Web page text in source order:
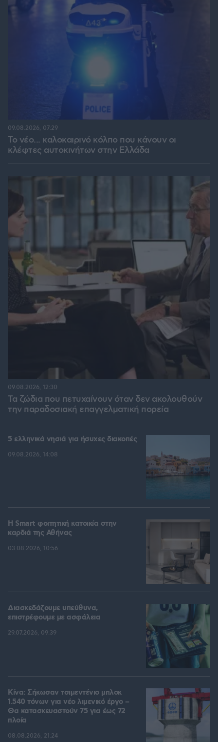
Το νέο... καλοκαιρινό κόλπο που κάνουν οι
κλέφτες αυτοκινήτων στην Ελλάδα
09.08.2026, 07:29
Τα ζώδια που πετυχαίνουν όταν δεν ακολουθούν
την παραδοσιακή επαγγελματική πορεία
09.08.2026, 12:30
5 ελληνικά νησιά για ήσυχες διακοπές
09.08.2026, 14:08
Η Smart φοιτητική κατοικία στην
καρδιά της Αθήνας
03.08.2026, 10:56
Διασκεδάζουμε υπεύθυνα,
επιστρέφουμε με ασφάλεια
29.07.2026, 09:39
Κίνα: Σήκωσαν τσιμεντένιο μπλοκ
1.540 τόνων για νέο λιμενικό έργο –
Θα κατασκευαστούν 75 για έως 72
πλοία
08.08.2026, 21:24